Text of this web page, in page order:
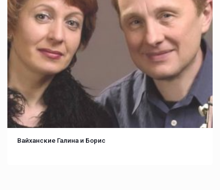
Вайханские Галина и Борис